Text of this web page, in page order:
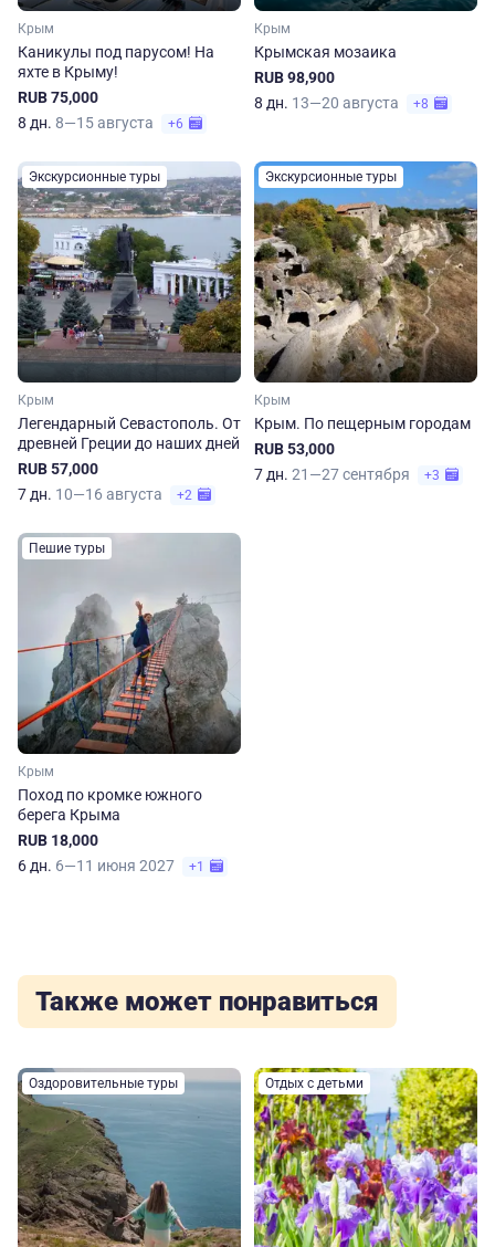
Крым
Каникулы под парусом! На
яхте в Крыму!
RUB 75,000
8 дн. 8—15 августа +6
Крым
Крымская мозаика
RUB 98,900
8 дн. 13—20 августа +8
Экскурсионные туры
Крым
Легендарный Севастополь. От
древней Греции до наших дней
RUB 57,000
7 дн. 10—16 августа +2
Экскурсионные туры
Крым
Крым. По пещерным городам
RUB 53,000
7 дн. 21—27 сентября +3
Пешие туры
Крым
Поход по кромке южного
берега Крыма
RUB 18,000
6 дн. 6—11 июня 2027 +1
Также может понравиться
Оздоровительные туры Отдых с детьми